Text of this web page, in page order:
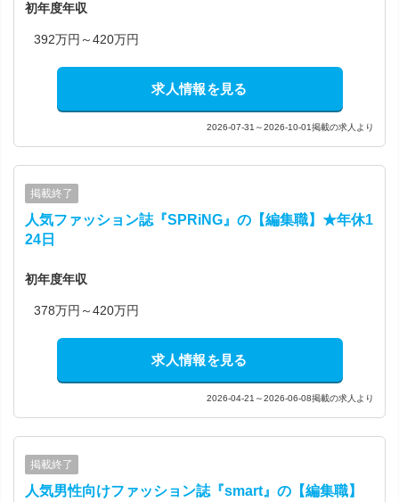
初年度年収
392万円～420万円
求人情報を見る
2026-07-31～2026-10-01掲載の求人より
掲載終了
人気ファッション誌『SPRiNG』の【編集職】★年休1
24日
初年度年収
378万円～420万円
求人情報を見る
2026-04-21～2026-06-08掲載の求人より
掲載終了
人気男性向けファッション誌『smart』の【編集職】